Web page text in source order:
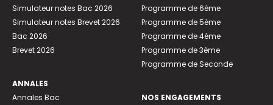
Simulateur notes Bac 2026
Simulateur notes Brevet 2026
Bac 2026
Brevet 2026
ANNALES
Annales Bac
Programme de 6ème
Programme de 5ème
Programme de 4ème
Programme de 3ème
Programme de Seconde
NOS ENGAGEMENTS